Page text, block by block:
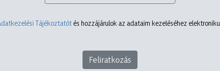
Tájékoztatót és hozzájárulok az adataim kezeléséhez
Feliratkozás